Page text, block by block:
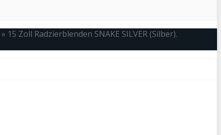
» 15 Zoll Radzierblenden SNAKE SILVER (Silber).